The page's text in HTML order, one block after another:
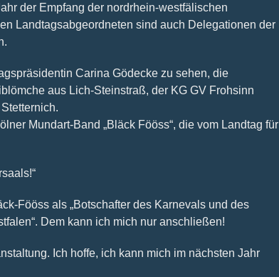
der Empfang der nordrhein-westfälischen
Landtagsabgeordneten sind auch Delegationen der
Carina Gödecke zu sehen, die
aus Lich-Steinstraß, der KG GV Frohsinn
Mundart-Band „Bläck Fööss“, die vom Landtag für
Fööss als „Botschafter des Karnevals und des
Dem kann ich mich nur anschließen!
Ich hoffe, ich kann mich im nächsten Jahr